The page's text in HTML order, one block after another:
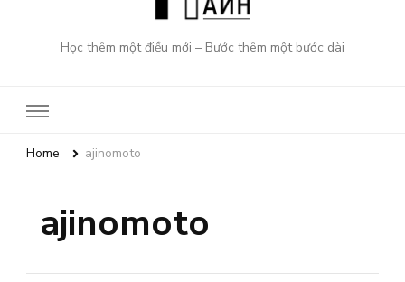
Học thêm một điều mới – Bước thêm một bước dài
Home ajinomoto
ajinomoto